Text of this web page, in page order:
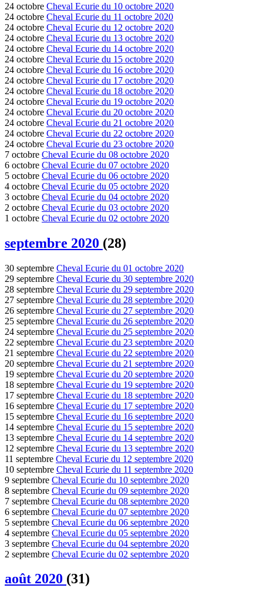
24 octobre Cheval Ecurie du 10 octobre 2020
24 octobre Cheval Ecurie du 11 octobre 2020
24 octobre Cheval Ecurie du 12 octobre 2020
24 octobre Cheval Ecurie du 13 octobre 2020
24 octobre Cheval Ecurie du 14 octobre 2020
24 octobre Cheval Ecurie du 15 octobre 2020
24 octobre Cheval Ecurie du 16 octobre 2020
24 octobre Cheval Ecurie du 17 octobre 2020
24 octobre Cheval Ecurie du 18 octobre 2020
24 octobre Cheval Ecurie du 19 octobre 2020
24 octobre Cheval Ecurie du 20 octobre 2020
24 octobre Cheval Ecurie du 21 octobre 2020
24 octobre Cheval Ecurie du 22 octobre 2020
24 octobre Cheval Ecurie du 23 octobre 2020
7 octobre Cheval Ecurie du 08 octobre 2020
6 octobre Cheval Ecurie du 07 octobre 2020
5 octobre Cheval Ecurie du 06 octobre 2020
4 octobre Cheval Ecurie du 05 octobre 2020
3 octobre Cheval Ecurie du 04 octobre 2020
2 octobre Cheval Ecurie du 03 octobre 2020
1 octobre Cheval Ecurie du 02 octobre 2020
septembre 2020 (28)
30 septembre Cheval Ecurie du 01 octobre 2020
29 septembre Cheval Ecurie du 30 septembre 2020
28 septembre Cheval Ecurie du 29 septembre 2020
27 septembre Cheval Ecurie du 28 septembre 2020
26 septembre Cheval Ecurie du 27 septembre 2020
25 septembre Cheval Ecurie du 26 septembre 2020
24 septembre Cheval Ecurie du 25 septembre 2020
22 septembre Cheval Ecurie du 23 septembre 2020
21 septembre Cheval Ecurie du 22 septembre 2020
20 septembre Cheval Ecurie du 21 septembre 2020
19 septembre Cheval Ecurie du 20 septembre 2020
18 septembre Cheval Ecurie du 19 septembre 2020
17 septembre Cheval Ecurie du 18 septembre 2020
16 septembre Cheval Ecurie du 17 septembre 2020
15 septembre Cheval Ecurie du 16 septembre 2020
14 septembre Cheval Ecurie du 15 septembre 2020
13 septembre Cheval Ecurie du 14 septembre 2020
12 septembre Cheval Ecurie du 13 septembre 2020
11 septembre Cheval Ecurie du 12 septembre 2020
10 septembre Cheval Ecurie du 11 septembre 2020
9 septembre Cheval Ecurie du 10 septembre 2020
8 septembre Cheval Ecurie du 09 septembre 2020
7 septembre Cheval Ecurie du 08 septembre 2020
6 septembre Cheval Ecurie du 07 septembre 2020
5 septembre Cheval Ecurie du 06 septembre 2020
4 septembre Cheval Ecurie du 05 septembre 2020
3 septembre Cheval Ecurie du 04 septembre 2020
2 septembre Cheval Ecurie du 02 septembre 2020
août 2020 (31)